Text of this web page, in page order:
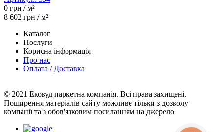
0 грн / м²
8 602 грн / м²
Каталог
Послуги
Корисна інформація
Про нас
Оплата / Доставка
© 2021 Ековуд паркетна компанія. Всі права захищені.
Поширення матеріалів сайту можливе тільки з дозволу
компанії та з обов'язковим посиланням на джерело.